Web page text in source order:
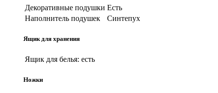
Декоративные подушки Есть
Наполнитель подушек
Синтепух
Ящик для хранения
Ящик для белья: есть
Ножки